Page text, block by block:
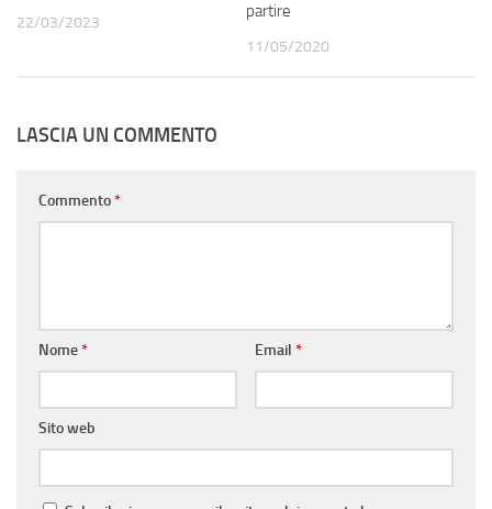
22/03/2023
partire
11/05/2020
LASCIA UN COMMENTO
Commento*
Nome* Email *
Sito web